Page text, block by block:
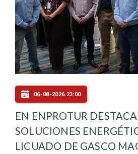
06-08-2026 23:00
EN ENPROTUR
SOLUCIONES
LICUADO DE GASCO